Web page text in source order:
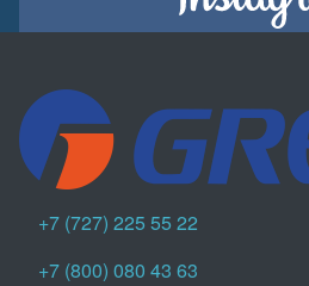
+7 (727) 225 55 22
+7 (800) 080 43 63